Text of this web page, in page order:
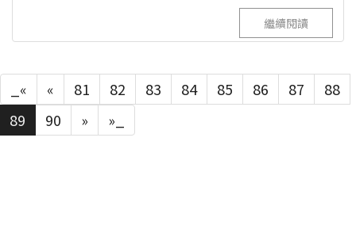
繼續閱讀
_« « 81 82 83 84 85 86 87
88
89
90 » »_